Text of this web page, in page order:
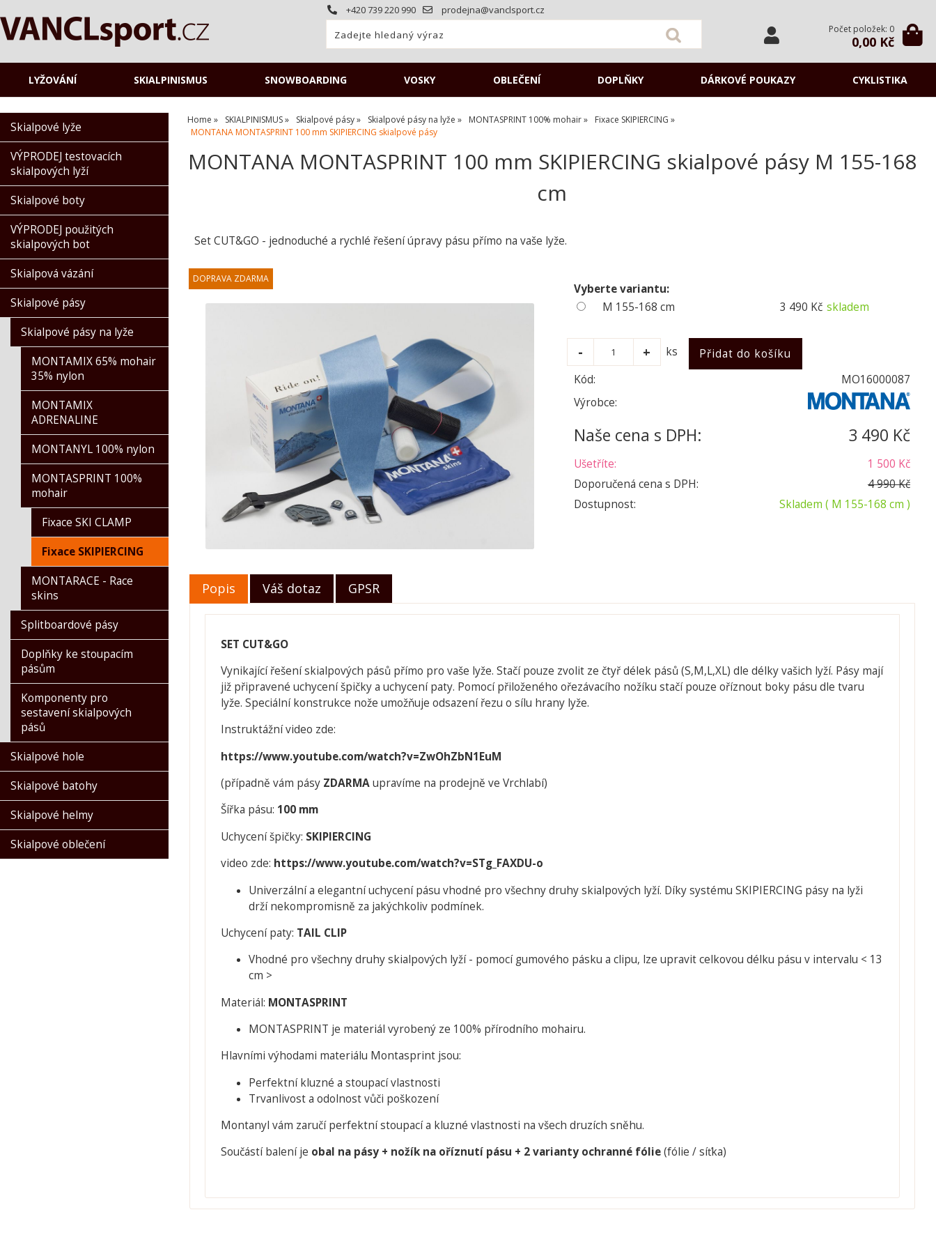
+420 739 220 990 prodejna@vanclsport.cz
Počet položek: 0
0,00 Kč
LYŽOVÁNÍ SKIALPINISMUS SNOWBOARDING VOSKY OBLEČENÍ DOPLŇKY DÁRKOVÉ POUKAZY CYKLISTIKA
Home SKIALPINISMUS Skialpové pásy Skialpové pásy na lyže MONTASPRINT 100% mohair
Fixace SKIPIERCING
MONTANA MONTASPRINT 100 mm SKIPIERCING skialpové pásy
MONTANA MONTASPRINT 100 mm SKIPIERCING skialpové pásy M 155-168
cm
Set CUT&GO - jednoduché a rychlé řešení úpravy pásu přímo na vaše lyže.
Vyberte variantu:
M 155-168 cm
3 490 Kč skladem
ks
Kód:
MO16000087
Výrobce:
Naše cena s DPH: 3 490 Kč
Ušetříte:
1 500 Kč
Doporučená cena s DPH:
4 990 Kč
Dostupnost:
Skladem ( M 155-168 cm )
Popis Váš dotaz GPSR
SET CUT&GO
Vynikající řešení skialpových pásů přímo pro vaše lyže. Stačí pouze zvolit ze čtyř délek pásů (S,M,L,XL) dle délky vašich lyží. Pásy mají
již připravené uchycení špičky a uchycení paty. Pomocí přiloženého ořezávacího nožíku stačí pouze oříznout boky pásu dle tvaru
lyže. Speciální konstrukce nože umožňuje odsazení řezu o sílu hrany lyže.
Instruktážní video zde:
https://www.youtube.com/watch?v=ZwOhZbN1EuM
(případně vám pásy ZDARMAupravíme na prodejně ve Vrchlabí)
Šířka pásu: 100 mm
Uchycení špičky: SKIPIERCING
video zde: https://www.youtube.com/watch?v=STg_FAXDU-o
Univerzální a elegantní uchycení pásu vhodné pro všechny druhy skialpových lyží. Díky systému SKIPIERCING pásy na lyži
drží nekompromisně za jakýchkoliv podmínek.
Uchycení paty: TAIL CLIP
Vhodné pro všechny druhy skialpových lyží - pomocí gumového pásku a clipu, lze upravit celkovou délku pásu v intervalu < 13
cm >
Materiál: MONTASPRINT
MONTASPRINT je materiál vyrobený ze 100% přírodního mohairu.
Hlavními výhodami materiálu Montasprint jsou:
Perfektní kluzné a stoupací vlastnosti
Trvanlivost a odolnost vůči poškození
Montanyl vám zaručí perfektní stoupací a kluzné vlastnosti na všech druzích sněhu.
Součástí balení je obal na pásy + nožík na oříznutí pásu + 2 varianty ochranné fólie(fólie / síťka)
Skialpové lyže
VÝPRODEJ testovacích
skialpových lyží
Skialpové boty
VÝPRODEJ použitých
skialpových bot
Skialpová vázání
Skialpové pásy
Skialpové pásy na lyže
MONTAMIX 65% mohair
35% nylon
MONTAMIX
ADRENALINE
MONTANYL 100% nylon
MONTASPRINT 100%
mohair
Fixace SKI CLAMP
Fixace SKIPIERCING
MONTARACE - Race
skins
Splitboardové pásy
Doplňky ke stoupacím
pásům
Komponenty pro
sestavení skialpových
pásů
Skialpové hole
Skialpové batohy
Skialpové helmy
Skialpové oblečení